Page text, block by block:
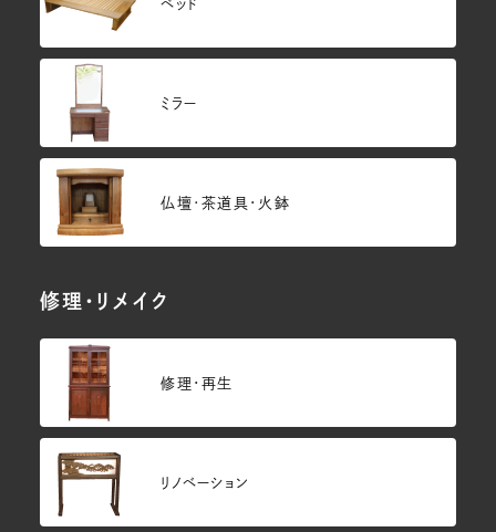
ベッド
ミラー
仏壇･茶道具・火鉢
修理・リメイク
修理・再生
リノベーション